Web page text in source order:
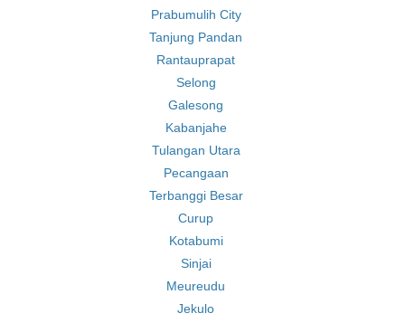
Prabumulih City
Tanjung Pandan
Rantauprapat
Selong
Galesong
Kabanjahe
Tulangan Utara
Pecangaan
Terbanggi Besar
Curup
Kotabumi
Sinjai
Meureudu
Jekulo